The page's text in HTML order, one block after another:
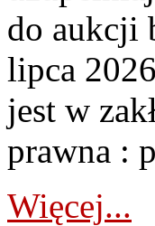
do aukcji
lipca
jest w
prawna :
Więcej...